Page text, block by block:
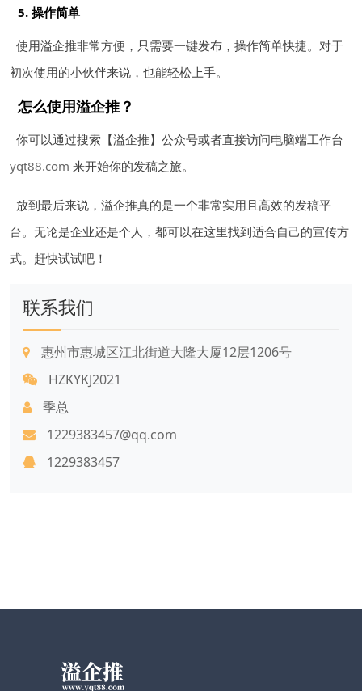
5. 操作简单
使用溢企推非常方便，只需要一键发布，操作简单快捷。对于
初次使用的小伙伴来说，也能轻松上手。
怎么使用溢企推？
你可以通过搜索【溢企推】公众号或者直接访问电脑端工作台
yqt88.com 来开始你的发稿之旅。
放到最后来说，溢企推真的是一个非常实用且高效的发稿平
台。无论是企业还是个人，都可以在这里找到适合自己的宣传方
式。赶快试试吧！
联系我们
惠州市惠城区江北街道大隆大厦12层1206号
HZKYKJ2021
季总
1229383457@qq.com
1229383457